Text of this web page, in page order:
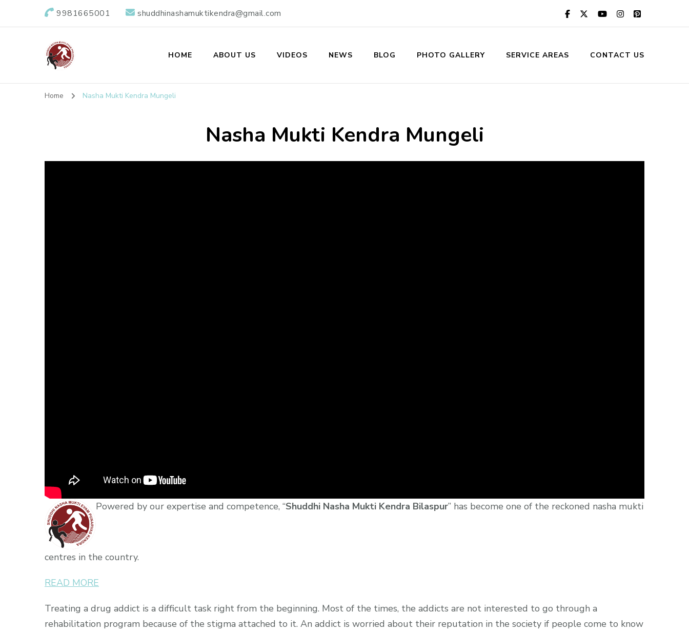
9981665001 shuddhinashamuktikendra@gmail.com
Shuddhi Nasha Mukti Kendra
HOME ABOUT US VIDEOS NEWS BLOG PHOTO GALLERY SERVICE AREAS CONTACT US
Home Nasha Mukti Kendra Mungeli
Nasha Mukti Kendra Mungeli
Powered by our expertise and competence, “Shuddhi Nasha Mukti Kendra Bilaspur” has become one of the reckoned nasha mukti
centres in the country.
READ MORE
Treating a drug addict is a difficult task right from the beginning. Most of the times, the addicts are not interested to go through a
rehabilitation program because of the stigma attached to it. An addict is worried about their reputation in the society if people come to know